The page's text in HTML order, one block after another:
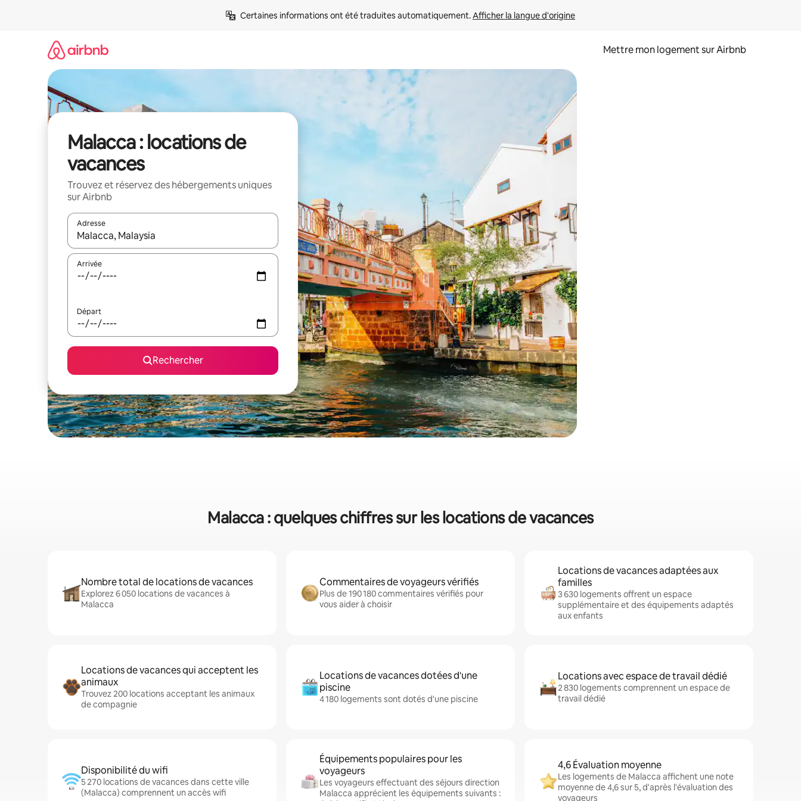
Certaines informations ont été traduites automatiquement. Afficher la langue d'origine
Mettre mon logement sur Airbnb
Malacca : locations de
vacances
Trouvez et réservez des hébergements uniques
sur Airbnb
Adresse
Lorsque les résultats s'affichent, utilisez les flèches vers le haut et vers le bas pour les parcourir ou en appuyant et en faisant glisser.
Arrivée
Départ
Rechercher
Malacca : quelques chiffres sur les locations de vacances
Nombre total de locations de vacances
Explorez 6 050 locations de vacances à
Malacca
Commentaires de voyageurs vérifiés
Plus de 190 180 commentaires vérifiés pour
vous aider à choisir
Locations de vacances adaptées aux
familles
3 630 logements offrent un espace
supplémentaire et des équipements adaptés
aux enfants
Locations de vacances qui acceptent les
animaux
Trouvez 200 locations acceptant les animaux
de compagnie
Locations de vacances dotées d'une
piscine
4 180 logements sont dotés d'une piscine
Locations avec espace de travail dédié
2 830 logements comprennent un espace de
travail dédié
Disponibilité du wifi
5 270 locations de vacances dans cette ville
(Malacca) comprennent un accès wifi
Équipements populaires pour les
voyageurs
Les voyageurs effectuant des séjours direction
Malacca apprécient les équipements suivants :
4,6 Évaluation moyenne
Les logements de Malacca affichent une note
moyenne de 4,6 sur 5, d'après l'évaluation des
voyageurs